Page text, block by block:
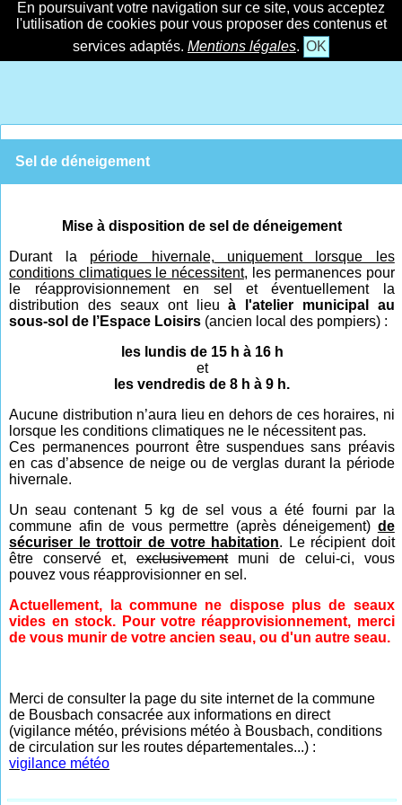
En poursuivant votre navigation sur ce site, vous acceptez
l'utilisation de cookies pour vous proposer des contenus et
services adaptés. Mentions légales. OK
Sel de déneigement
Mise à disposition de sel de déneigement
Durant la période hivernal e, uniquement lorsque les
conditions climatiques le nécessitent, les permanences pour
le réapprovisionnement en sel et éventuellement la
distribution des seaux ont lieuà l'atelier municipal au
sous-sol de l’Espace Loisirs (ancien local des pompiers) :
les lundis de 15 h à 16 h
et
les vendredis de 8 h à 9 h.
Aucune distribution n’aura lieu en dehors de ces horaires, ni
lorsque les conditions climatiques ne le nécessitent pas.
Ces permanences pourront être suspendues sans préavis
en cas d’absence de neige ou de verglas durant la période
hivernale.
Un seau contenant 5 kg de sel vous a été fourni par la
commune afin de vous permettre (après déneigement) de
sécuriser le trottoir de votre habitation. Le récipient doit
être conservé et,exclusivementmuni de celui-ci, vous
pouvez vous réapprovisionner en sel.
Actuellement, la commune ne dispose plus de seaux
vides en stock. Pour votre réapprovisionnement, merci
de vous munir de votre ancien seau, ou d'un autre seau.
Merci de consulter la page du site internet de la commune
de Bousbach consacrée aux informations en direct
(vigilance météo, prévisions météo à Bousbach, conditions
de circulation sur les routes départementales...) :
vigilance météo